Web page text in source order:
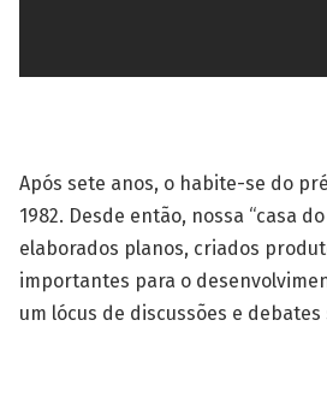
Após sete anos, o habite-se do
1982. Desde então, nossa “casa
elaborados planos, criados
importantes para o
um lócus de discussões e debates